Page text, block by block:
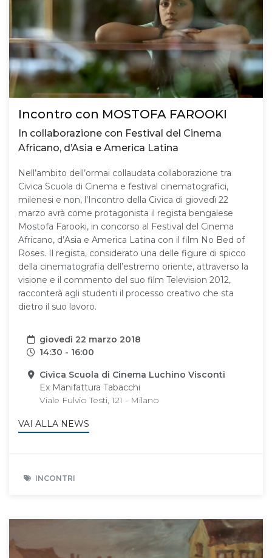
Incontro con MOSTOFA FAROOKI
In collaborazione con Festival del Cinema
Africano, d’Asia e America Latina
Nell’ambito dell’ormai collaudata collaborazione tra
Civica Scuola di Cinema e festival cinematografici,
milenesi e non, l’Incontro della Civica di giovedì 22
marzo avrà come protagonista il regista bengalese
Mostofa Farooki, in concorso al Festival del Cinema
Africano, d’Asia e America Latina con il film No Bed of
Roses. Il regista, considerato una delle figure di spicco
della cinematografia dell’estremo oriente, attraverso la
visione e il commento del suo film Television 2012,
racconterà agli studenti il processo creativo che sta
dietro il suo lavoro.
Data
giovedì 22 marzo 2018
Orari
14:30 - 16:00
Sede
Civica Scuola di Cinema Luchino Visconti
Ex Manifattura Tabacchi
Viale Fulvio Testi, 121 - Milano
VAI ALLA NEWS
INCONTRI